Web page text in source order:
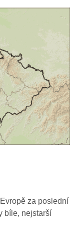
za poslední
bíle, nejstarší